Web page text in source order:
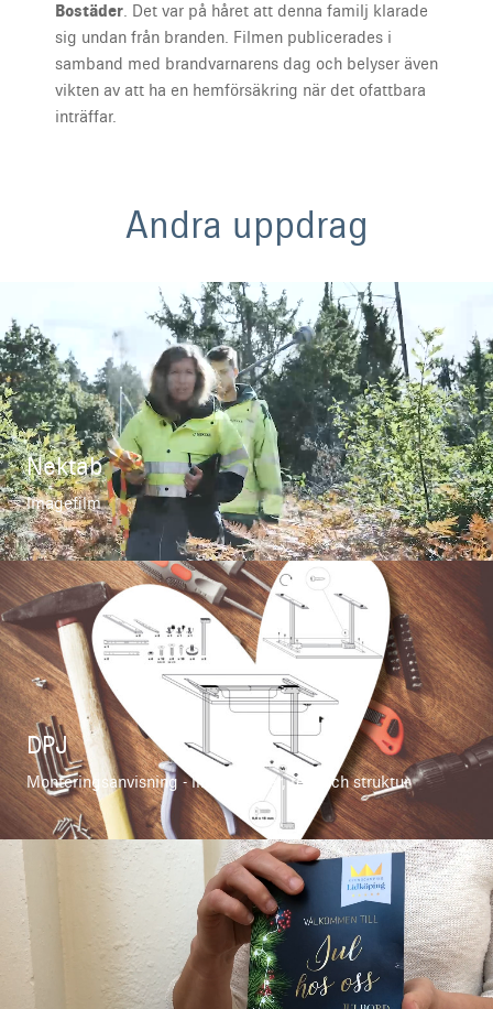
Bostäder. Det var på håret att denna familj klarade
sig undan från branden. Filmen publicerades i
samband med brandvarnarens dag och belyser även
vikten av att ha en hemförsäkring när det ofattbara
inträffar.
Andra uppdrag
Nektab
Imagefilm
DPJ
Monteringsanvisning - illustrationer, text och struktur